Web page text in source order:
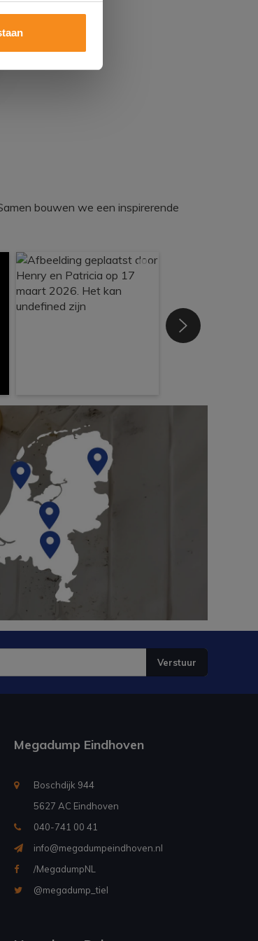
bouwen we een inspirerende
Verstuur
Megadump Eindhoven
Boschdijk 944
5627 AC Eindhoven
040-741 00 41
info@megadumpeindhoven.nl
/MegadumpNL
@megadump_tiel